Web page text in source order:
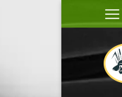
Inhalt